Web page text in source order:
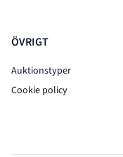
ÖVRIGT
Auktionstyper
Cookie policy